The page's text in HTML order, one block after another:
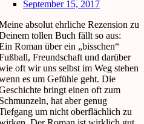
September 15, 2017
absolut ehrliche Rezension zu
tollen Buch fällt so aus:
Roman über ein „bisschen“
Freundschaft und darüber
oft wir uns selbst im Weg stehen
es um Gefühle geht. Die
bringt einen oft zum
Schmunzeln, hat aber genug
um nicht oberflächlich zu